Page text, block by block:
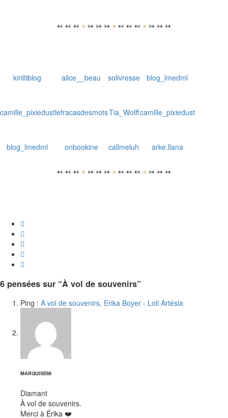
↢ ↢ ↢ ● ↣ ↣ ↣ ● ↢ ↢ ↢ ● ↣ ↣ ↣
kiriitiblog alice__beau solivresse blog_lmedml
camille_pixiedustlefracasdesmotsTia_Wolffcamille_pixiedust
blog_lmedml onbookine callmeluh arke.llana
↢ ↢ ↢ ● ↣ ↣ ↣ ● ↢ ↢ ↢ ● ↣ ↣ ↣
6 pensées sur “À vol de souvenirs”
Ping : A vol de souvenirs, Erika Boyer - Loli Artésia
MARQUISE66dit :
Diamant
À vol de souvenirs.
Merci à Érika ❤️